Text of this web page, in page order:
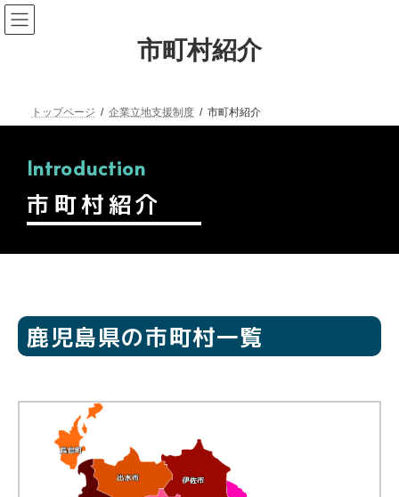
市町村紹介
トップページ 企業立地支援制度 市町村紹介
Introduction
市町村紹介
鹿児島県の市町村一覧